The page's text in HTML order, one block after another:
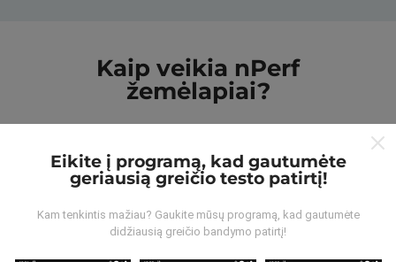
Kaip veikia nPerf
žemėlapiai?
Iš kur gaunami duomenys?
Eikite į programą, kad gautumėte
geriausią greičio testo patirtį!
Kam tenkintis mažiau? Gaukite mūsų programą, kad gautumėte
didžiausią greičio bandymo patirtį!